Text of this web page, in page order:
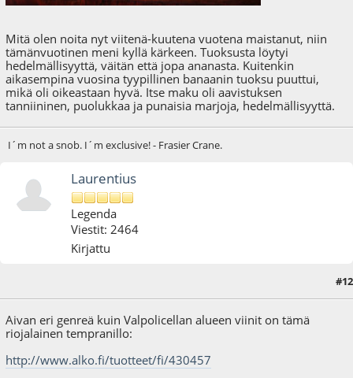
Mitä olen noita nyt viitenä-kuutena vuotena maistanut, niin
tämänvuotinen meni kyllä kärkeen. Tuoksusta löytyi
hedelmällisyyttä, väitän että jopa ananasta. Kuitenkin
aikasempina vuosina tyypillinen banaanin tuoksu puuttui,
mikä oli oikeastaan hyvä. Itse maku oli aavistuksen
tanniininen, puolukkaa ja punaisia marjoja, hedelmällisyyttä.
I´m not a snob. I´m exclusive! - Frasier Crane.
Laurentius
Legenda
Viestit: 2464
Kirjattu
#12
Aivan eri genreä kuin Valpolicellan alueen viinit on tämä
riojalainen tempranillo:
http://www.alko.fi/tuotteet/fi/430457